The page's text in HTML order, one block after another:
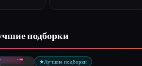
подборки
★Лучшие подборки